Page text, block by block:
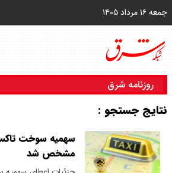
جمعه ۱۶ مرداد ۱۴۰۵
روزنامه شرق
نتایج جستجو :
سهمیه سوخت
مشخص شد